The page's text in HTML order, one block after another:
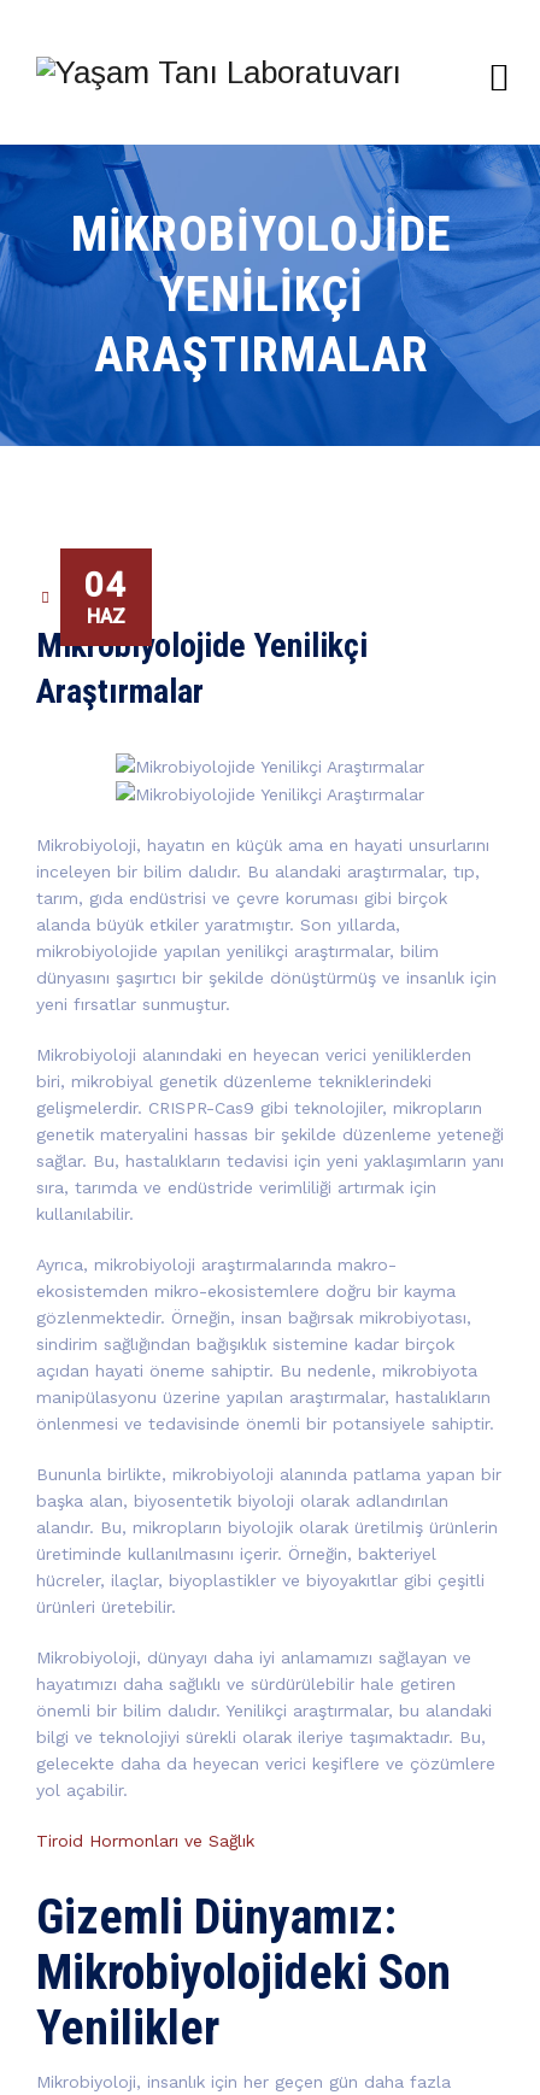
MIKROBIYOLOJIDE
YENILIKÇI
ARAŞTIRMALAR
04
HAZ
GENEL
Mikrobiyolojide Yenilikçi
Araştırmalar
Mikrobiyoloji, hayatın en küçük ama en hayati unsurlarını
inceleyen bir bilim dalıdır. Bu alandaki araştırmalar, tıp,
tarım, gıda endüstrisi ve çevre koruması gibi birçok
alanda büyük etkiler yaratmıştır. Son yıllarda,
mikrobiyolojide yapılan yenilikçi araştırmalar, bilim
dünyasını şaşırtıcı bir şekilde dönüştürmüş ve insanlık için
yeni fırsatlar sunmuştur.
Mikrobiyoloji alanındaki en heyecan verici yeniliklerden
biri, mikrobiyal genetik düzenleme tekniklerindeki
gelişmelerdir. CRISPR-Cas9 gibi teknolojiler, mikropların
genetik materyalini hassas bir şekilde düzenleme yeteneği
sağlar. Bu, hastalıkların tedavisi için yeni yaklaşımların yanı
sıra, tarımda ve endüstride verimliliği artırmak için
kullanılabilir.
Ayrıca, mikrobiyoloji araştırmalarında makro-
ekosistemden mikro-ekosistemlere doğru bir kayma
gözlenmektedir. Örneğin, insan bağırsak mikrobiyotası,
sindirim sağlığından bağışıklık sistemine kadar birçok
açıdan hayati öneme sahiptir. Bu nedenle, mikrobiyota
manipülasyonu üzerine yapılan araştırmalar, hastalıkların
önlenmesi ve tedavisinde önemli bir potansiyele sahiptir.
Bununla birlikte, mikrobiyoloji alanında patlama yapan bir
başka alan, biyosentetik biyoloji olarak adlandırılan
alandır. Bu, mikropların biyolojik olarak üretilmiş ürünlerin
üretiminde kullanılmasını içerir. Örneğin, bakteriyel
hücreler, ilaçlar, biyoplastikler ve biyoyakıtlar gibi çeşitli
ürünleri üretebilir.
Mikrobiyoloji, dünyayı daha iyi anlamamızı sağlayan ve
hayatımızı daha sağlıklı ve sürdürülebilir hale getiren
önemli bir bilim dalıdır. Yenilikçi araştırmalar, bu alandaki
bilgi ve teknolojiyi sürekli olarak ileriye taşımaktadır. Bu,
gelecekte daha da heyecan verici keşiflere ve çözümlere
yol açabilir.
Tiroid Hormonları ve Sağlık
Gizemli Dünyamız:
Mikrobiyolojideki Son
Yenilikler
Mikrobiyoloji, insanlık için her geçen gün daha fazla